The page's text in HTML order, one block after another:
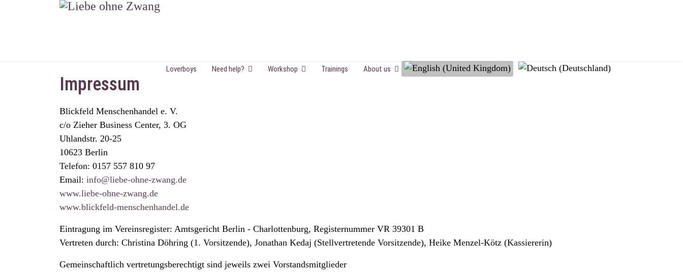
Loverboys Need help? Workshop Trainings About us Select your language
Impressum
Blickfeld Menschenhandel e. V.
c/o Zieher Business Center, 3. OG
Uhlandstr. 20-25
10623 Berlin
Telefon: 0157 557 810 97
Email: info@liebe-ohne-zwang.de
www.liebe-ohne-zwang.de
www.blickfeld-menschenhandel.de
Eintragung im Vereinsregister: Amtsgericht Berlin - Charlottenburg, Registernummer VR 39301 B
Vertreten durch: Christina Döhring (1. Vorsitzende), Jonathan Kedaj (Stellvertretende Vorsitzende), Heike Menzel-Kötz (Kassiererin)
Gemeinschaftlich vertretungsberechtigt sind jeweils zwei Vorstandsmitglieder